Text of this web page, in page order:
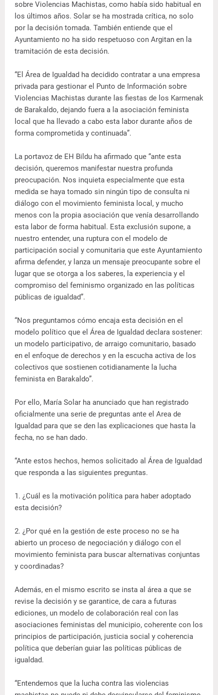
sobre Violencias Machistas, como había sido habitual en
los últimos años. Solar se ha mostrada crítica, no solo
por la decisión tomada. También entiende que el
Ayuntamiento no ha sido respetuoso con Argitan en la
tramitación de esta decisión.
“El Área de Igualdad ha decidido contratar a una empresa
privada para gestionar el Punto de Información sobre
Violencias Machistas durante las fiestas de los Karmenak
de Barakaldo, dejando fuera a la asociación feminista
local que ha llevado a cabo esta labor durante años de
forma comprometida y continuada”.
La portavoz de EH Bildu ha afirmado que “ante esta
decisión, queremos manifestar nuestra profunda
preocupación. Nos inquieta especialmente que esta
medida se haya tomado sin ningún tipo de consulta ni
diálogo con el movimiento feminista local, y mucho
menos con la propia asociación que venía desarrollando
esta labor de forma habitual. Esta exclusión supone, a
nuestro entender, una ruptura con el modelo de
participación social y comunitaria que este Ayuntamiento
afirma defender, y lanza un mensaje preocupante sobre el
lugar que se otorga a los saberes, la experiencia y el
compromiso del feminismo organizado en las políticas
públicas de igualdad”.
“Nos preguntamos cómo encaja esta decisión en el
modelo político que el Área de Igualdad declara sostener:
un modelo participativo, de arraigo comunitario, basado
en el enfoque de derechos y en la escucha activa de los
colectivos que sostienen cotidianamente la lucha
feminista en Barakaldo”.
Por ello, María Solar ha anunciado que han registrado
oficialmente una serie de preguntas ante el Area de
Igualdad para que se den las explicaciones que hasta la
fecha, no se han dado.
“Ante estos hechos, hemos solicitado al Área de Igualdad
que responda a las siguientes preguntas.
1. ¿Cuál es la motivación política para haber adoptado
esta decisión?
2. ¿Por qué en la gestión de este proceso no se ha
abierto un proceso de negociación y diálogo con el
movimiento feminista para buscar alternativas conjuntas
y coordinadas?
Además, en el mismo escrito se insta al área a que se
revise la decisión y se garantice, de cara a futuras
ediciones, un modelo de colaboración real con las
asociaciones feministas del municipio, coherente con los
principios de participación, justicia social y coherencia
política que deberían guiar las políticas públicas de
igualdad.
“Entendemos que la lucha contra las violencias